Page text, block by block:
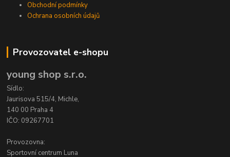
Obchodní podmínky
Ochrana osobních údajů
Provozovatel e-shopu
young shop s.r.o.
Sídlo:
Jaurisova 515/4, Michle,
140 00 Praha 4
IČO: 09267701
Provozovna:
Sportovní centrum Luna